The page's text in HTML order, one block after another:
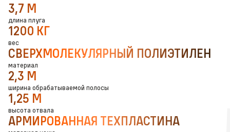
3,7 М
длина плуга
1200 КГ
вес
СВЕРХМОЛЕКУЛЯРНЫЙ ПОЛИЭТИЛЕН
материал
2,3 М
ширина обрабатываемой полосы
1,25 М
высота отвала
АРМИРОВАННАЯ ТЕХПЛАСТИНА